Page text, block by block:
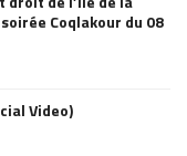
Coqlakour du 08
Video)